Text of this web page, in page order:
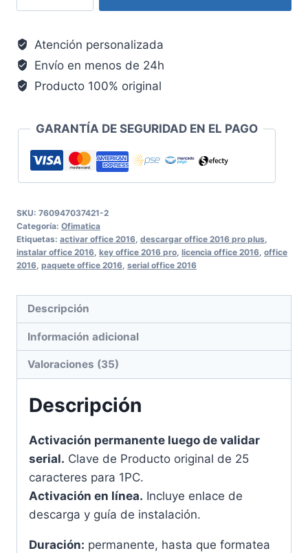
Atención personalizada
Envío en menos de 24h
Producto 100% original
GARANTÍA DE SEGURIDAD EN EL PAGO
SKU: 760947037421-2
Categoría: Ofimatica
Etiquetas: activar office 2016 descargar office 2016 pro plus
instalar office 2016 key office 2016 pro licencia office 2016 office
2016 paquete office 2016 serial office 2016
Descripción
Información adicional
Valoraciones (35)
Descripción
Activación permanente luego de validar
serial. Clave de Producto original de 25
caracteres para 1PC.
Activación en línea. Incluye enlace de
descarga y guía de instalación.
Duración: permanente, hasta que formatea